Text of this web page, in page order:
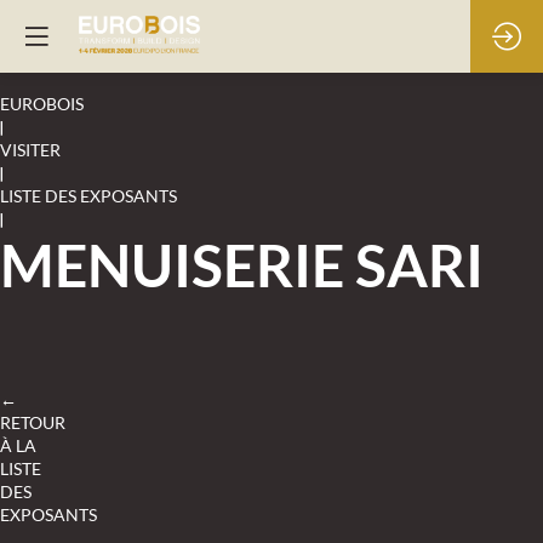
EUROBOIS
|
VISITER
|
LISTE DES EXPOSANTS
|
MENUISERIE SARI
←
RETOUR
À LA
LISTE
DES
EXPOSANTS